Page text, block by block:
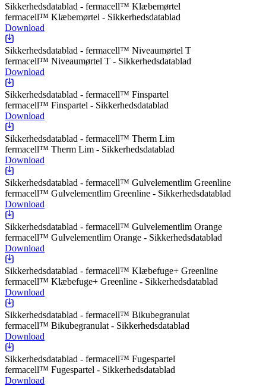
Sikkerhedsdatablad - fermacell™ Klæbemørtel
fermacell™ Klæbemørtel - Sikkerhedsdatablad
Download
Sikkerhedsdatablad - fermacell™ Niveaumørtel T
fermacell™ Niveaumørtel T - Sikkerhedsdatablad
Download
Sikkerhedsdatablad - fermacell™ Finspartel
fermacell™ Finspartel - Sikkerhedsdatablad
Download
Sikkerhedsdatablad - fermacell™ Therm Lim
fermacell™ Therm Lim - Sikkerhedsdatablad
Download
Sikkerhedsdatablad - fermacell™ Gulvelementlim Greenline
fermacell™ Gulvelementlim Greenline - Sikkerhedsdatablad
Download
Sikkerhedsdatablad - fermacell™ Gulvelementlim Orange
fermacell™ Gulvelementlim Orange - Sikkerhedsdatablad
Download
Sikkerhedsdatablad - fermacell™ Klæbefuge+ Greenline
fermacell™ Klæbefuge+ Greenline - Sikkerhedsdatablad
Download
Sikkerhedsdatablad - fermacell™ Bikubegranulat
fermacell™ Bikubegranulat - Sikkerhedsdatablad
Download
Sikkerhedsdatablad - fermacell™ Fugespartel
fermacell™ Fugespartel - Sikkerhedsdatablad
Download